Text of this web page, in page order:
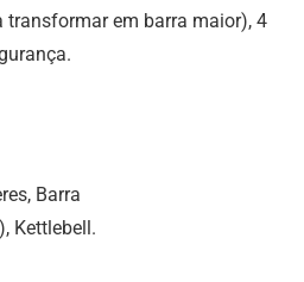
transformar em barra maior), 4
Barra
Kettlebell.